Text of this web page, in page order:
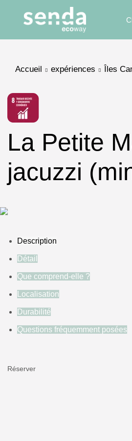
Accueil expériences Îles
La Petite
jacuzzi
Description
Détail
Que comprend-elle ?
Localisation
Durabilité
Questions fréquemment posées
Réserver